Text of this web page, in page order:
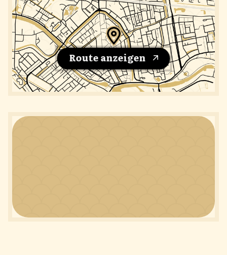
Route anzeigen